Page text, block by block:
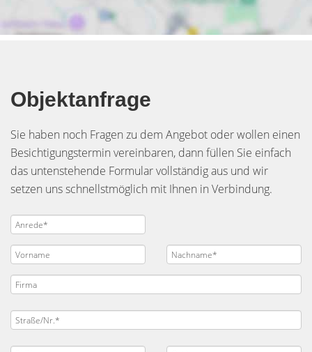
Objektanfrage
Sie haben noch Fragen zu dem Angebot oder wollen einen
Besichtigungstermin vereinbaren, dann füllen Sie einfach
das untenstehende Formular vollständig aus und wir
setzen uns schnellstmöglich mit Ihnen in Verbindung.